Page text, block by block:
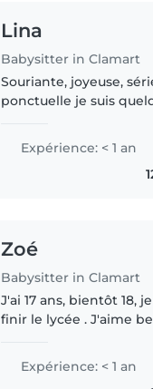
Lina
Babysitter in Clamart
Souriante, joyeuse,
ponctuelle je suis
à le contact facile avec
pourrez me confier vos
Expérience: < 1 an
Zoé
Babysitter in Clamart
J'ai 17 ans, bientôt 18,
finir le lycée . J'aime
enfants, je suis très
l'écoute, et je m'adapte
Expérience: < 1 an